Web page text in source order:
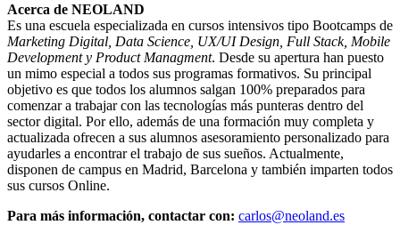
Acerca de NEOLAND
Es una escuela especializada en cursos intensivos tipo Bootcamps de
Marketing Digital, Data Science, UX/UI Design, Full Stack, Mobile
Development y Product Managment. Desde su apertura han puesto
un mimo especial a todos sus programas formativos. Su principal
objetivo es que todos los alumnos salgan 100% preparados para
comenzar a trabajar con las tecnologías más punteras dentro del
sector digital. Por ello, además de una formación muy completa y
actualizada ofrecen a sus alumnos asesoramiento personalizado para
ayudarles a encontrar el trabajo de sus sueños. Actualmente,
disponen de campus en Madrid, Barcelona y también imparten todos
sus cursos Online.
Para más información, contactar con: carlos@neoland.es